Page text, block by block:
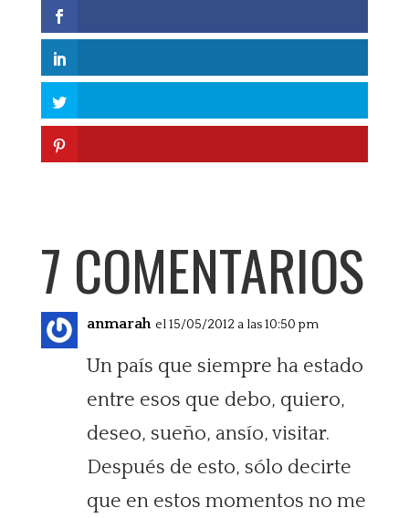
7 COMENTARIOS
anmarah el 15/05/2012 a las 10:50 pm
Un país que siempre ha estado
entre esos que debo, quiero,
deseo, sueño, ansío, visitar.
Después de esto, sólo decirte
que en estos momentos no me